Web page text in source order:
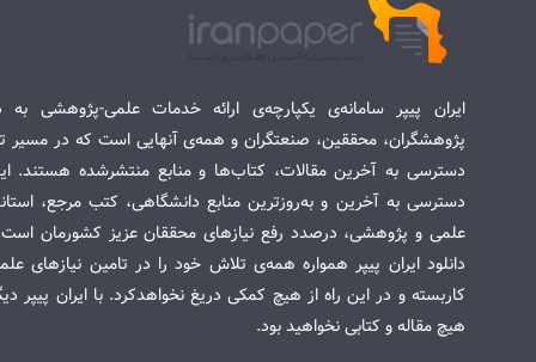
ایران پیپر سامانه‌ی یکپارچه‌ی ارائه خدمات علمی-پژوهشی به
پژوهشگران، محققین، صنعتگران و همه‌ی آنهایی است که در مسیر
دسترسی به آخرین مقالات، کتاب‌ها و منابع منتشرشده هستند.
دسترسی به آخرین و به‌روزترین منابع دانشگاهی، کتب مرجع،
علمی و پژوهشی، درصدد رفع نیازهای محققان عزیز کشورمان
دانلود ایران پیپر همواره همه‌ی تلاش خود را در تامین نیازهای
کاربسته و در این راه از هیچ کمکی دریغ نخواهدکرد. با ایران پیپر
هیچ مقاله و کتابی نخواهید بود.